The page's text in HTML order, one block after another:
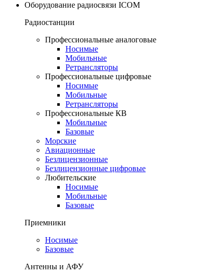
Оборудование радиосвязи ICOM
Радиостанции
Профессиональные аналоговые
Носимые
Мобильные
Ретрансляторы
Профессиональные цифровые
Носимые
Мобильные
Ретрансляторы
Профессиональные КВ
Мобильные
Базовые
Морские
Авиационные
Безлицензионные
Безлицензионные цифровые
Любительские
Носимые
Мобильные
Базовые
Приемники
Носимые
Базовые
Антенны и АФУ